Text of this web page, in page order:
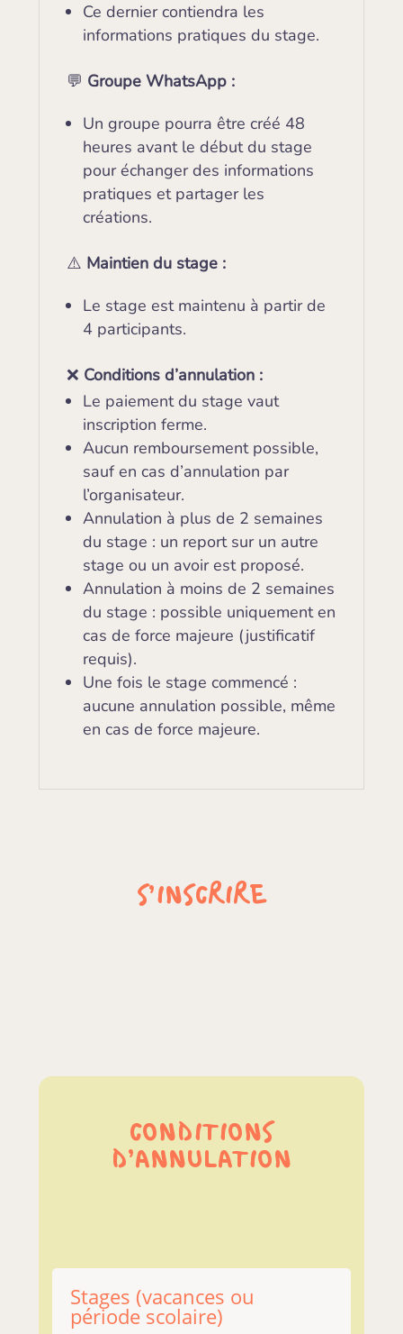
Ce dernier contiendra les
informations pratiques du stage.
💬 Groupe WhatsApp :
Un groupe pourra être créé 48
heures avant le début du stage
pour échanger des informations
pratiques et partager les
créations.
⚠️ Maintien du stage :
Le stage est maintenu à partir de
4 participants.
❌ Conditions d’annulation :
Le paiement du stage vaut
inscription ferme.
Aucun remboursement possible,
sauf en cas d’annulation par
l’organisateur.
Annulation à plus de 2 semaines
du stage : un report sur un autre
stage ou un avoir est proposé.
Annulation à moins de 2 semaines
du stage : possible uniquement en
cas de force majeure (justificatif
requis).
Une fois le stage commencé :
aucune annulation possible, même
en cas de force majeure.
S’INSCRIRE
CONDITIONS
D’ANNULATION
Stages (vacances ou
période scolaire)